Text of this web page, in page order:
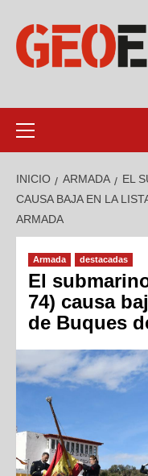
INICIO ARMADA
EL
CAUSA BAJA EN LA
ARMADA
Armada destacadas
El
74) causa
de Buques